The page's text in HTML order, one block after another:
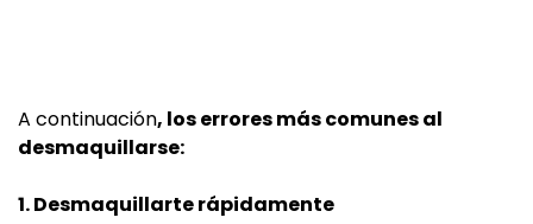
A continuación, los errores más comunes al
desmaquillarse:
1. Desmaquillarte rápidamente